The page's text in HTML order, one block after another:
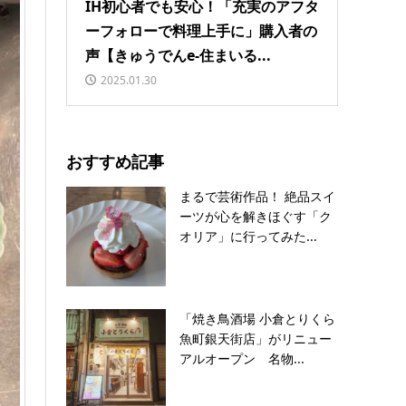
IH初心者でも安心！「充実のアフタ
ーフォローで料理上手に」購入者の
声【きゅうでんe-住まいる...
2025.01.30
おすすめ記事
まるで芸術作品！ 絶品スイ
ーツが心を解きほぐす「ク
オリア」に行ってみた...
「焼き鳥酒場 小倉とりくら
魚町銀天街店」がリニュー
アルオープン 名物...